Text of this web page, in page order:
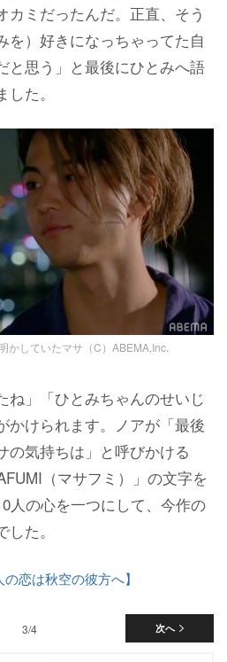
カミだったんだ。正直、そう
を）好きになっちゃってた自
と思う」と最後にひとみへ語
た。
かしていたマサ（C）ABEMA,Inc.
ね」「ひとみちゃんのせいじ
かけられます。ノアが「最後
の気持ちは」と呼びかける
（マサフミ）」の文字を
人の心を一つにして、今作の
た。
の恋は秋空の彼方へ】
次へ
3/4